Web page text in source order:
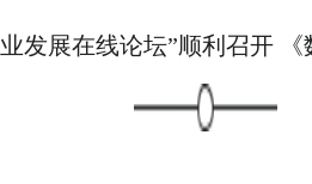
发展在线论坛”顺利召开